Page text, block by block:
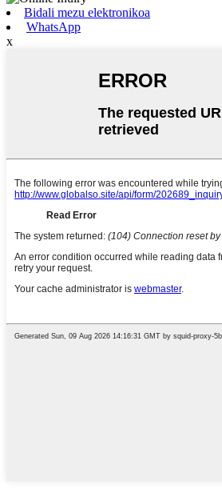
Bidali mezu elektronikoa
WhatsApp
x